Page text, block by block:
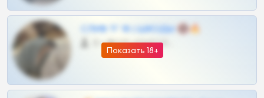
Показать 18+
СЛИВ ТГ 18 | ШКОДЫ 🔞🔥
0 •